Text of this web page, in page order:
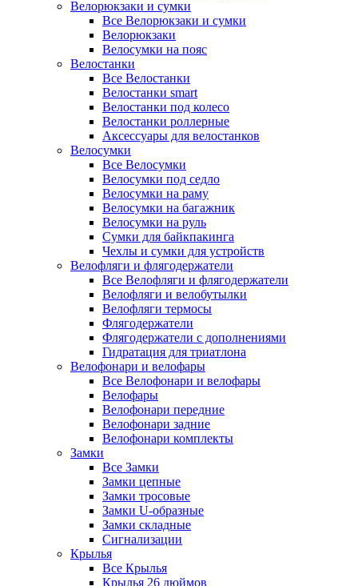
Велорюкзаки и сумки
Все Велорюкзаки и сумки
Велорюкзаки
Велосумки на пояс
Велостанки
Все Велостанки
Велостанки smart
Велостанки под колесо
Велостанки роллерные
Аксессуары для велостанков
Велосумки
Все Велосумки
Велосумки под седло
Велосумки на раму
Велосумки на багажник
Велосумки на руль
Сумки для байкпакинга
Чехлы и сумки для устройств
Велофляги и флягодержатели
Все Велофляги и флягодержатели
Велофляги и велобутылки
Велофляги термосы
Флягодержатели
Флягодержатели с дополнениями
Гидратация для триатлона
Велофонари и велофары
Все Велофонари и велофары
Велофары
Велофонари передние
Велофонари задние
Велофонари комплекты
Замки
Все Замки
Замки цепные
Замки тросовые
Замки U-образные
Замки складные
Сигнализации
Крылья
Все Крылья
Крылья 26 дюймов